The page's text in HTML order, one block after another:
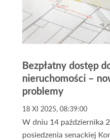
Bezpłatny dostęp
nieruchomości –
problemy
18 XI 2025, 08:39:00
W dniu 14 października
posiedzenia senackiej